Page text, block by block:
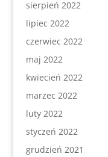
sierpień 2022
lipiec 2022
czerwiec 2022
maj 2022
kwiecień 2022
marzec 2022
luty 2022
styczeń 2022
grudzień 2021